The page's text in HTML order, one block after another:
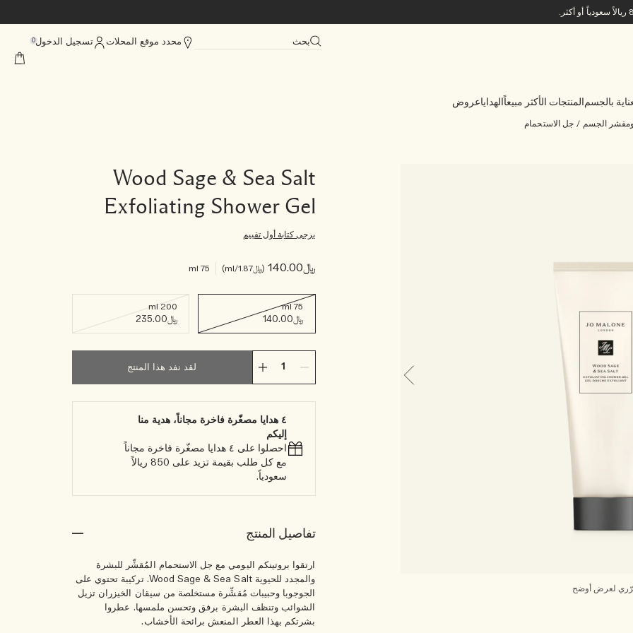
بحث محدد موقع المحلات تسجيل الدخول0
بالجسم المنتجات الأكثر مبيعاً الهداياعروض
الجسم / جل الاستحمام
Wood Sage & Sea Salt
Exfoliating Shower Gel
يرجى كتابة أول تقييم
لعرض أوضح
﷼140.00 ﷼1.87 /ml
75 ml
75 ml
﷼140.00
200 ml
﷼235.00
لقد نفد هذا المنتج
٤ هدايا مصغّرة فاخرة مجاناً، هدية منا
إليكم
احصلوا على ٤ هدايا مصغّرة فاخرة مجاناً
مع كل طلب بقيمة تزيد على 850 ريالاً
سعودياً.
تفاصيل المنتج
ارتقوا بروتينكم اليومي مع جل الاستحمام المُقشِّر للبشرة
والمجدد للحيوية Wood Sage & Sea Salt. تركيبة تحتوي على
الجوجوبا وحبيبات مُقشِّرة مستخلصة من سيقان الخيزران تزيل
الشوائب وتنظف البشرة برفق وتحسن ملمسها. عطروا
بشرتكم بهذا العطر المنعش برائحة الأخشاب.